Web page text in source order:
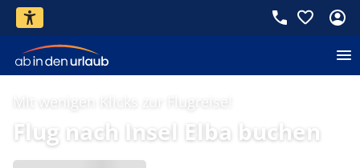
Mit wenigen Klicks zur Flugreise!
Flug nach Insel Elba buchen